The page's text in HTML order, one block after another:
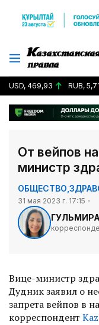
USD, 469,93 RUB, 5,71
От вейпов
министр
ОБЩЕСТВО
31 мая 2023 г. 17:15
Вице-министр
Дудник заявил о
запрета вейпов в
корреспондент